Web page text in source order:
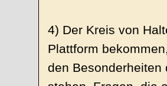
4) Der Kreis von
Plattform
den Besonderheiten